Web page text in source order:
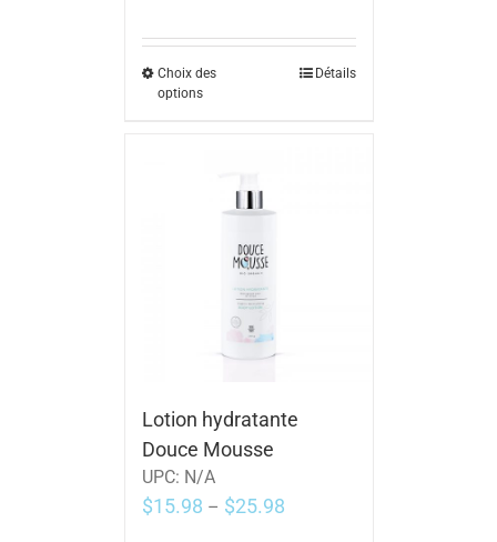
Choix des
options
Détails
Lotion hydratante
Douce Mousse
UPC: N/A
$15.98 – $25.98